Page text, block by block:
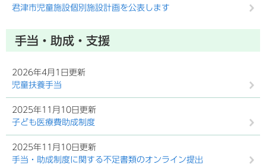
君津市児童施設個別施設計画を公表します
手当・助成・支援
2026年4月1日更新
児童扶養手当
2025年11月10日更新
子ども医療費助成制度
2025年11月10日更新
手当・助成制度に関する不足書類のオンライン提出